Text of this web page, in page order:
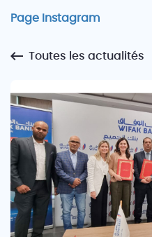
Page Instagram
Toutes les actualités